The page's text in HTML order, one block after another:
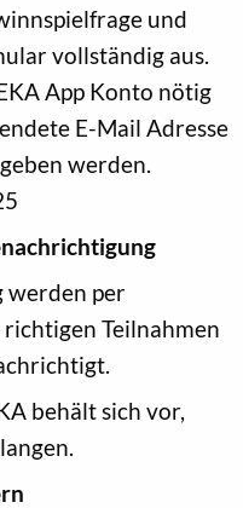
und
vollständig aus.
App Konto nötig
E-Mail Adresse
werden.
werden per
Teilnahmen
behält sich vor,